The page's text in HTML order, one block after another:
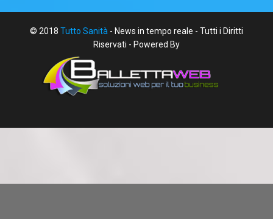
© 2018 Tutto Sanità - News in tempo reale - Tutti i Diritti
Riservati - Powered By